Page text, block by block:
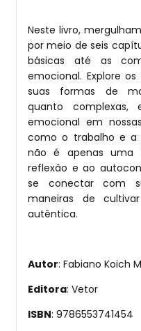
Neste livro,
por meio de seis
básicas até as
emocional. Explore
suas formas de
quanto
emocional em
como o trabalho e a
não é apenas uma
reflexão e ao
se conectar com
maneiras de
autêntica.
Autor: Fabiano Koich
Editora: Vetor
ISBN: 9786553741454